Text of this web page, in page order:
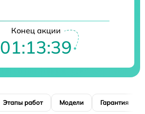
Конец акции
01:13:38
Этапы работ Модели Гарантия